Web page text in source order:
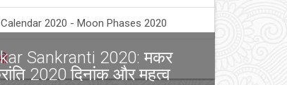
2020 - Moon Phases 2020
Sankranti 2020: मकर
2020 दिनांक और महत्व